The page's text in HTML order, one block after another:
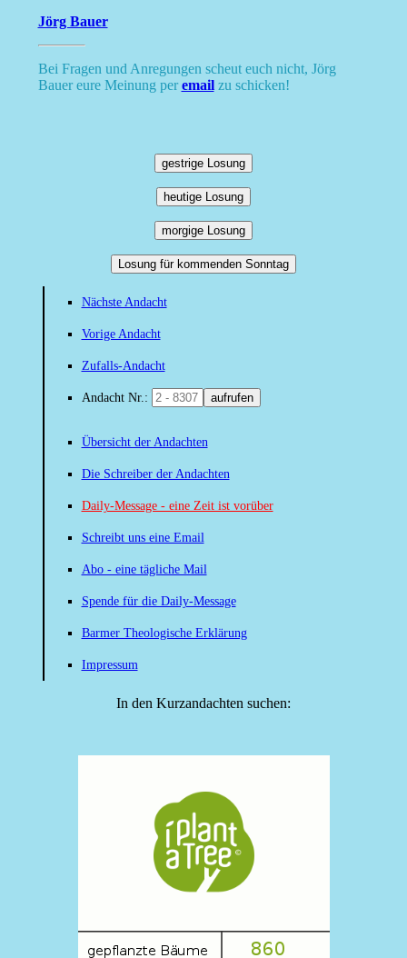
Jörg Bauer
Bei Fragen und Anregungen scheut euch nicht, Jörg
Bauer eure Meinung peremailzu schicken!
gestrige Losung
heutige Losung
morgige Losung
Losung für kommenden Sonntag
Nächste Andacht
Vorige Andacht
Zufalls-Andacht
Andacht Nr.: aufrufen
Übersicht der Andachten
Die Schreiber der Andachten
Daily-Message - eine Zeit ist vorüber
Schreibt uns eine Email
Abo - eine tägliche Mail
Spende für die Daily-Message
Barmer Theologische Erklärung
Impressum
In den Kurzandachten suchen: